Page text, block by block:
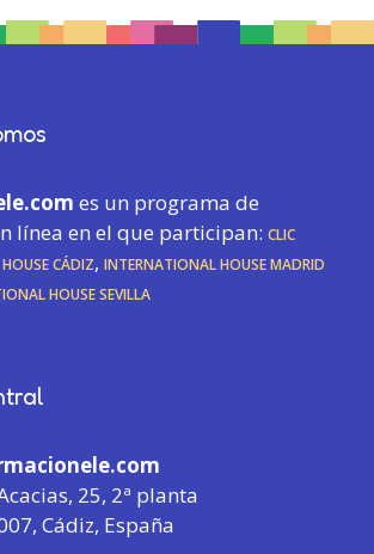
es un programa de
línea en el que participan: CLIC
Cádiz, International House Madrid
House Sevilla
25, 2ª planta
Cádiz, España